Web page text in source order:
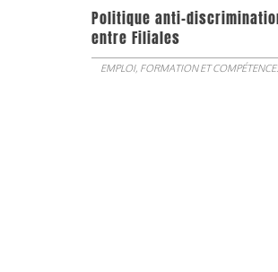
Politique anti-
entre Filiales
EMPLOI, FORMATION ET